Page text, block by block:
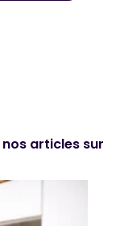
articles sur